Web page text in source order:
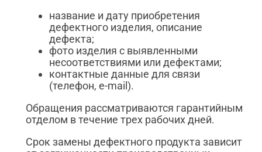
название и дату приобретения
дефектного изделия, описание
дефекта;
фото изделия с выявленными
несоответствиями или дефектами;
контактные данные для связи
(телефон, e-mail).
Обращения рассматриваются гарантийным
отделом в течение трех рабочих дней.
Срок замены дефектного продукта зависит